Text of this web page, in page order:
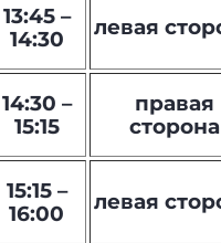
13:45 –
14:30
левая
14:30 –
15:15
правая
сторона
15:15 –
16:00
левая